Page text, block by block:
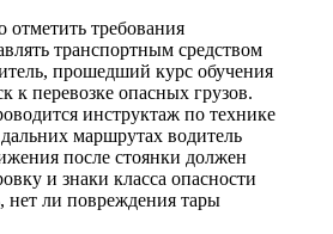
отметить требования
транспортным средством
прошедший курс обучения
перевозке опасных грузов.
инструктаж по технике
маршрутах водитель
после стоянки должен
и знаки класса опасности
нет ли повреждения тары